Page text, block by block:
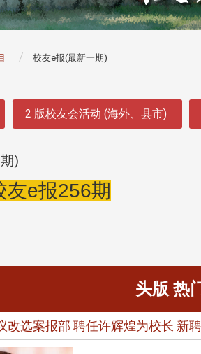
校友e报(最新一期)
2 版校友会活动 (海外、县市)
)
友e报256期
头版 热
改选案报部 聘任许辉煌为校长 新